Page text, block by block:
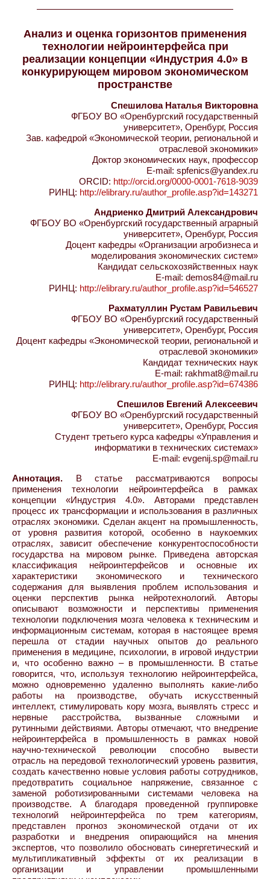
Анализ и оценка горизонтов применения
технологии нейроинтерфейса при
реализации концепции «Индустрия 4.0» в
конкурирующем мировом экономическом
пространстве
Спешилова Наталья Викторовна
ФГБОУ ВО «Оренбургский государственный
университет», Оренбург, Россия
Зав. кафедрой «Экономической теории, региональной и
отраслевой экономики»
Доктор экономических наук, профессор
E-mail: spfenics@yandex.ru
ORCID: http://orcid.org/0000-0001-7618-9039
РИНЦ: http://elibrary.ru/author_profile.asp?id=143271
Андриенко Дмитрий Александрович
ФГБОУ ВО «Оренбургский государственный аграрный
университет», Оренбург, Россия
Доцент кафедры «Организации агробизнеса и
моделирования экономических систем»
Кандидат сельскохозяйственных наук
E-mail: demos84@mail.ru
РИНЦ: http://elibrary.ru/author_profile.asp?id=546527
Рахматуллин Рустам Равильевич
ФГБОУ ВО «Оренбургский государственный
университет», Оренбург, Россия
Доцент кафедры «Экономической теории, региональной и
отраслевой экономики»
Кандидат технических наук
E-mail: rakhmat8@mail.ru
РИНЦ: http://elibrary.ru/author_profile.asp?id=674386
Спешилов Евгений Алексеевич
ФГБОУ ВО «Оренбургский государственный
университет», Оренбург, Россия
Студент третьего курса кафедры «Управления и
информатики в технических системах»
E-mail: evgenij.sp@mail.ru
Аннотация. В статье рассматриваются вопросы
применения технологии нейроинтерфейса в рамках
концепции «Индустрия 4.0». Авторами представлен
процесс их трансформации и использования в различных
отраслях экономики. Сделан акцент на промышленность,
от уровня развития которой, особенно в наукоемких
отраслях, зависит обеспечение конкурентоспособности
государства на мировом рынке. Приведена авторская
классификация нейроинтерфейсов и основные их
характеристики экономического и технического
содержания для выявления проблем использования и
оценки перспектив рынка нейротехнологий. Авторы
описывают возможности и перспективы применения
технологии подключения мозга человека к техническим и
информационным системам, которая в настоящее время
перешла от стадии научных опытов до реального
применения в медицине, психологии, в игровой индустрии
и, что особенно важно – в промышленности. В статье
говорится, что, используя технологию нейроинтерфейса,
можно одновременно удаленно выполнять какие-либо
работы на производстве, обучать искусственный
интеллект, стимулировать кору мозга, выявлять стресс и
нервные расстройства, вызванные сложными и
рутинными действиями. Авторы отмечают, что внедрение
нейроинтерфейса в промышленность в рамках новой
научно-технической революции способно вывести
отрасль на передовой технологический уровень развития,
создать качественно новые условия работы сотрудников,
предотвратить социальное напряжение, связанное с
заменой роботизированными системами человека на
производстве. А благодаря проведенной группировке
технологий нейроинтерфейса по трем категориям,
представлен прогноз экономической отдачи от их
разработки и внедрения опирающийся на мнения
экспертов, что позволило обосновать синергетический и
мультипликативный эффекты от их реализации в
организации и управлении промышленными